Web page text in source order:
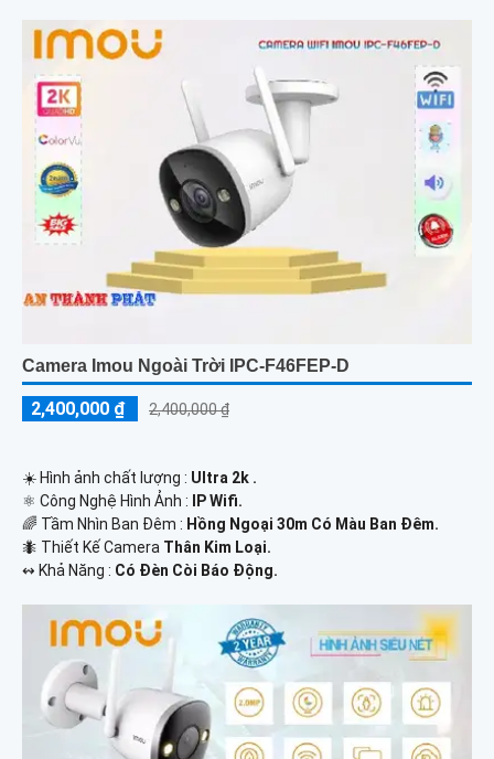
Camera Imou Ngoài Trời IPC-F46FEP-D
2,400,000 ₫ 2,400,000 ₫
☀️ Hình ảnh chất lượng : Ultra 2k .
⚛️ Công Nghệ Hình Ảnh :
IP Wifi.
🌈 Tầm Nhìn Ban Đêm : Hồng Ngoại 30m Có Màu Ban Đêm.
🐜 Thiết Kế Camera Thân Kim Loại.
️↭ Khả Năng : Có Đèn Còi Báo Động.